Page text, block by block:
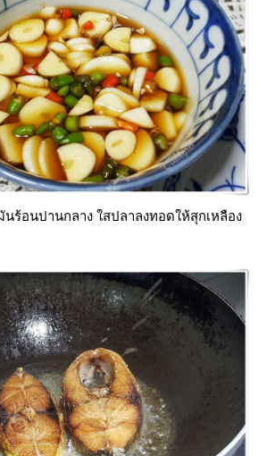
นร้อนปานกลาง ใสปลาลงทอดให้สุกเหลือง